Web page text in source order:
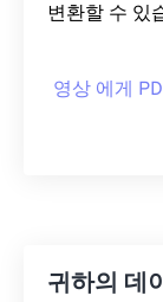
변환할 수 있
영상 에게
귀하의 데